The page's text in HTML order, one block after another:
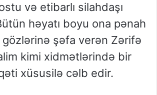
və etibarlı silahdaşı
həyatı boyu ona pənah
şəfa verən Zərifə
kimi xidmətlərində bir
xüsusilə cəlb edir.